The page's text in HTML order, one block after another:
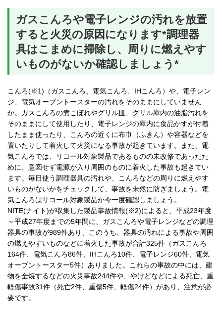
ガスこんろや電子レンジの汚れを放置
すると火災の原因になります*調理器
具はこまめに掃除し、周りに燃えやす
いものがないか確認しましょう*
こんろ(※1)（ガスこんろ、電気こんろ、IHこんろ）や、電子レン
ジ、電気オーブントースターの汚れをそのままにしていません
か。ガスこんろの煮こぼれやグリル皿、グリル庫内の油脂汚れを
そのままにして使用したり、電子レンジの庫内に食品かすが付着
したまま使ったり、こんろの近くに布巾（ふきん）や容器などを
置いたりして着火して火災になる事故が起きています。また、電
気こんろでは、リコール対象製品であるものの未改修であったた
めに、意図せず電源が入り周囲のものに着火した事故も起きてい
ます。毎日使う調理器具の汚れや、こんろなどの周りに燃えやす
いものがないかをチェックして、事故を未然に防ぎましょう。電
気こんろはリコール対象製品か今一度確認しましょう。
NITE(ナイト)が収集した製品事故情報(※2)によると、平成23年度
～平成27年度までの5年間に、ガスこんろや電子レンジなどの調理
器具の事故が989件あり、このうち、器具の汚れによる事故や周囲
の燃えやすいものなどに着火した事故が合計325件（ガスこんろ
164件、電気こんろ86件、IHこんろ10件、電子レンジ60件、電気
オーブントースター5件）ありました。これらの事故の中には、建
物を全焼するなどの火災事故244件や、やけどなどによる死亡、重
軽傷事故31件（死亡2件、重傷5件、軽傷24件）があり、注意が必
要です。